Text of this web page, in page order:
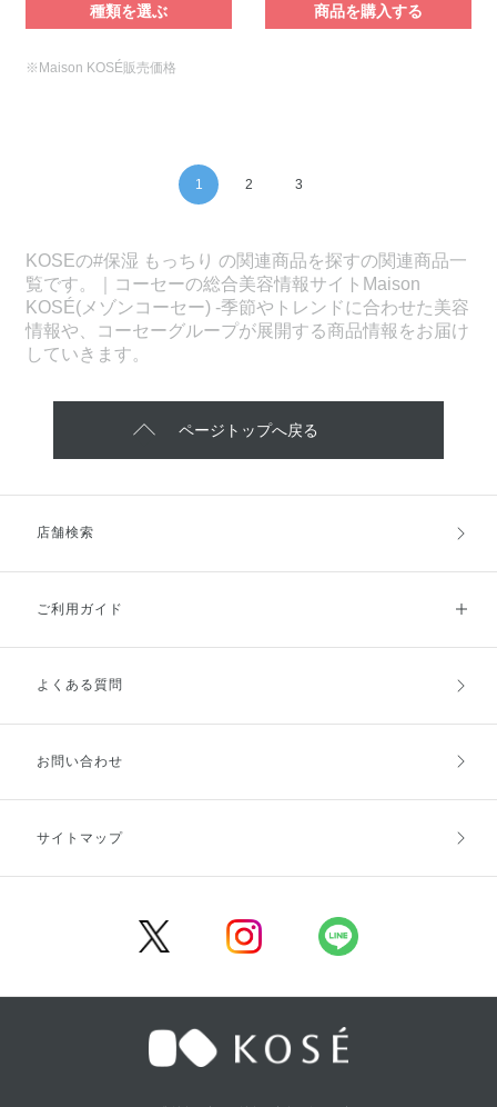
種類を選ぶ 商品を購入する
※Maison KOSÉ販売価格
1 2 3
KOSEの#保湿 もっちり の関連商品を探すの関連商品一
覧です。｜コーセーの総合美容情報サイトMaison
KOSÉ(メゾンコーセー) -季節やトレンドに合わせた美容
情報や、コーセーグループが展開する商品情報をお届け
していきます。
ページトップへ戻る
店舗検索
ご利用ガイド
ご利用ガイドトップ
お支払方法
キャンセル・返品・交換
よくある質問
お問い合わせ
サイトマップ